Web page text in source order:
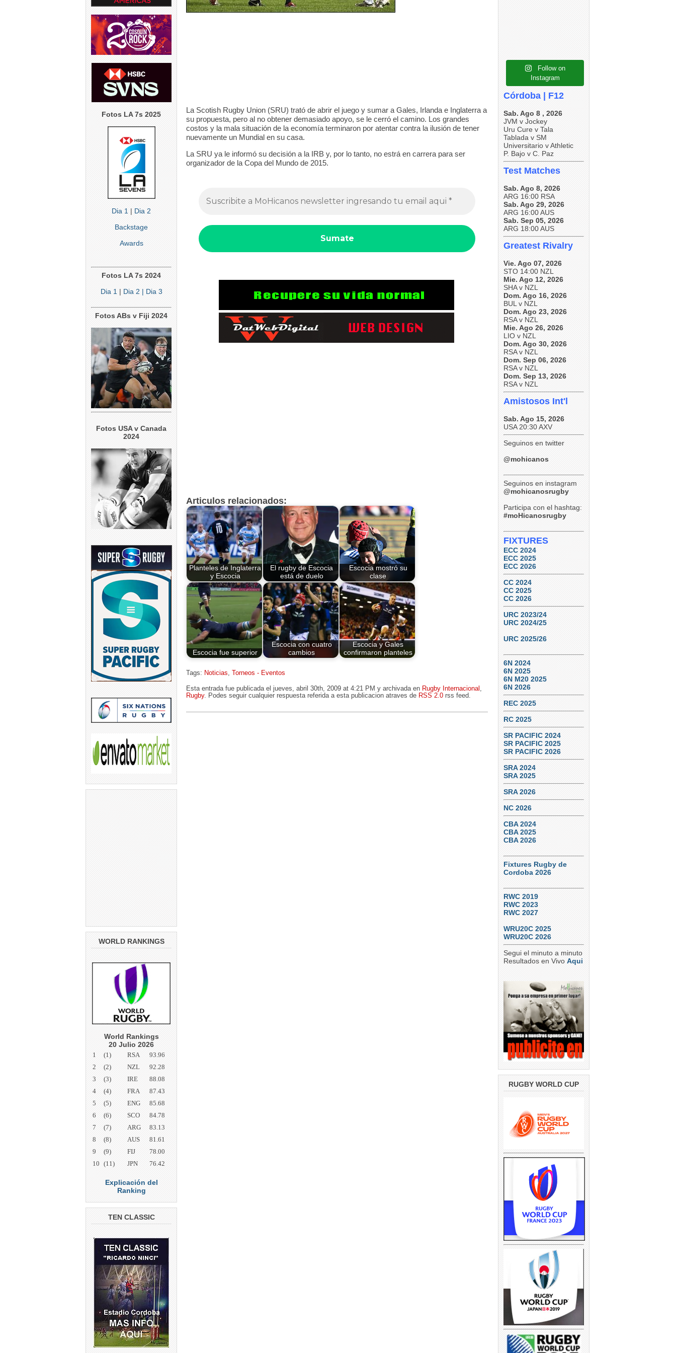
Fotos LA 7s 2025
Dia 1 | Dia 2
Backstage
Awards
Fotos LA 7s 2024
Dia 1 | Dia 2 | Dia 3
Fotos ABs v Fiji 2024
Fotos USA v Canada
2024
WORLD RANKINGS
World Rankings
20 Julio 2026
1 (1) RSA
93.96
2
(2) NZL
92.28
3
(3) IRE
88.08
4
(4) FRA
87.43
5
(5) ENG
85.68
6
(6) SCO
84.78
7
(7) ARG
83.13
8
(8) AUS
81.61
9
(9) FIJ
78.00
10 (11) JPN 76.42
Explicación del
Ranking
TEN CLASSIC
La Scotish Rugby Union (SRU) trató de abrir el juego y sumar a Gales, Irlanda e Inglaterra a
su propuesta, pero al no obtener demasiado apoyo, se le cerró el camino. Los grandes
costos y la mala situación de la economía terminaron por atentar contra la ilusión de tener
nuevamente un Mundial en su casa.
La SRU ya le informó su decisión a la IRB y, por lo tanto, no estrá en carrera para ser
organizador de la Copa del Mundo de 2015.
Articulos relacionados:
Planteles de Inglaterra
y Escocia
El rugby de Escocia
está de duelo
Escocia mostró su
clase
Escocia fue superior
Escocia con cuatro
cambios
Escocia y Gales
confirmaron planteles
Tags: Noticias, Torneos - Eventos
Esta entrada fue publicada el jueves, abril 30th, 2009 at 4:21 PM y archivada en Rugby Internacional ,
Rugby. Podes seguir cualquier respuesta referida a esta publicacion atraves de RSS 2.0 rss feed.
5 0
4 0
4 0
5
Follow on
Instagram
Córdoba | F12
Sab. Ago 8 , 2026
JVM v Jockey
Uru Cure v Tala
Tablada v SM
Universitario v Athletic
P. Bajo v C. Paz
Test Matches
Sab. Ago 8, 2026
ARG 16:00 RSA
Sab. Ago 29, 2026
ARG 16:00 AUS
Sab. Sep 05, 2026
ARG 18:00 AUS
Greatest Rivalry
Vie. Ago 07, 2026
STO 14:00 NZL
Mie. Ago 12, 2026
SHA v NZL
Dom. Ago 16, 2026
BUL v NZL
Dom. Ago 23, 2026
RSA v NZL
Mie. Ago 26, 2026
LIO v NZL
Dom. Ago 30, 2026
RSA v NZL
Dom. Sep 06, 2026
RSA v NZL
Dom. Sep 13, 2026
RSA v NZL
Amistosos Int'l
Sab. Ago 15, 2026
USA 20:30 AXV
Seguinos en twitter
@mohicanos
Seguinos en instagram
@mohicanosrugby
Participa con el hashtag:
#moHicanosrugby
FIXTURES
ECC 2024
ECC 2025
ECC 2026
CC 2024
CC 2025
CC 2026
URC 2023/24
URC 2024/25
URC 2025/26
6N 2024
6N 2025
6N M20 2025
6N 2026
REC 2025
RC 2025
SR PACIFIC 2024
SR PACIFIC 2025
SR PACIFIC 2026
SRA 2024
SRA 2025
SRA 2026
NC 2026
CBA 2024
CBA 2025
CBA 2026
Fixtures Rugby de
Cordoba 2026
RWC 2019
RWC 2023
RWC 2027
WRU20C 2025
WRU20C 2026
Segui el minuto a minuto
Resultados en Vivo Aqui
RUGBY WORLD CUP